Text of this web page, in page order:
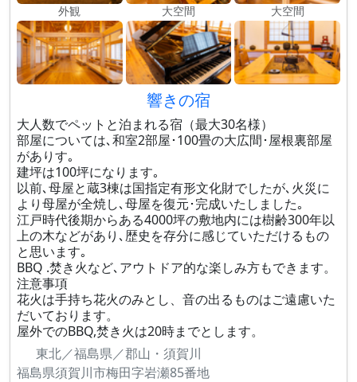
外観 大空間 大空間
響きの宿
大人数でペットと泊まれる宿（最大30名様）
部屋については､和室2部屋･100畳の大広間･屋根裏部屋
がありす｡
建坪は100坪になります｡
以前､母屋と蔵3棟は国指定有形文化財でしたが､火災に
より母屋が全焼し､母屋を復元･完成いたしました｡
江戸時代後期からある4000坪の敷地内には樹齢300年以
上の木などがあり､歴史を存分に感じていただけるもの
と思います｡
BBQ .焚き火など､アウトドア的な楽しみ方もできます。
注意事項
花火は手持ち花火のみとし、音の出るものはご遠慮いた
だいております。
屋外でのBBQ,焚き火は20時までとします。
東北／福島県／郡山・須賀川
福島県須賀川市梅田字岩瀬85番地